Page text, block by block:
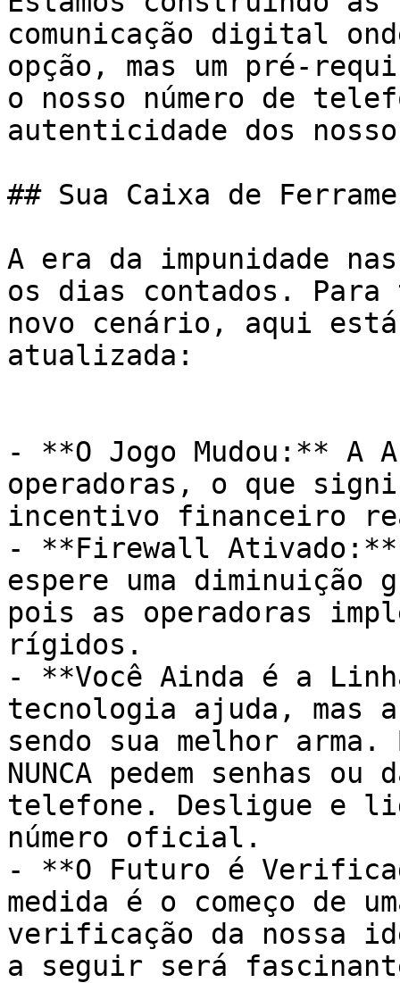
comunicação digital
opção, mas um pré-
o nosso número de
autenticidade dos
## Sua Caixa de
A era da impunidade
os dias contados.
novo cenário, aqui
atualizada:
- **O Jogo Mudou:** A
operadoras, o que
incentivo financeiro
- **Firewall
espere uma
pois as operadoras
rígidos.
- **Você Ainda é a
tecnologia ajuda, mas
sendo sua melhor arma.
NUNCA pedem senhas
telefone. Desligue e
número oficial.
- **O Futuro é
medida é o começo de
verificação da nossa
a seguir será